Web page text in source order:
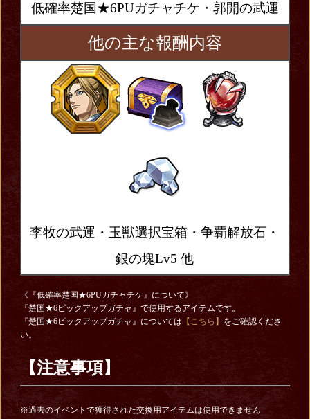
低確率楚国★6PUガチャチケ・郭開の武運
他の主な報酬内容
李牧の武運・玉獣選択宝箱・争覇解放石・
銀の塊Lv5 他
《『低確率楚国★6PUガチャチケ』について》
『楚国★6ピックアップガチャ』で使用するアイテムです。
『楚国★6ピックアップガチャ』については 【こちら】 をご確認くださ
い。
【注意事項】
※過去のイベントで獲得された交換用アイテムは使用できません